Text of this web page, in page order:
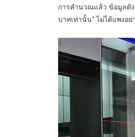
การคำนวณแล้ว ข้อมูลดั
บาทเท่านั้น* ไม่ได้แพงอ